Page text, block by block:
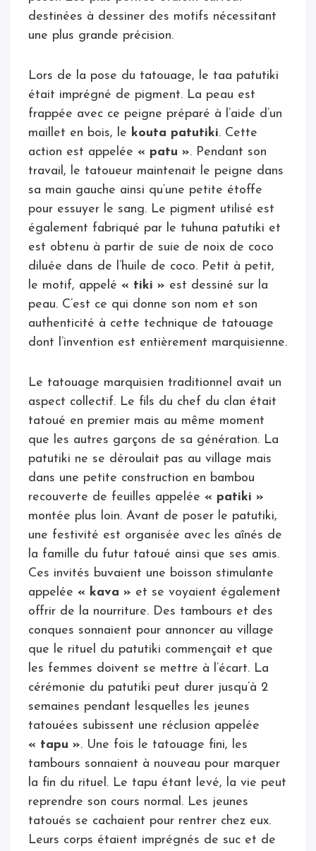
destinées à dessiner des motifs nécessitant
une plus grande précision.
Lors de la pose du tatouage, le taa patutiki
était imprégné de pigment. La peau est
frappée avec ce peigne préparé à l’aide d’un
maillet en bois, le kouta patutiki. Cette
action est appelée « patu ». Pendant son
travail, le tatoueur maintenait le peigne dans
sa main gauche ainsi qu’une petite étoffe
pour essuyer le sang. Le pigment utilisé est
également fabriqué par le tuhuna patutiki et
est obtenu à partir de suie de noix de coco
diluée dans de l’huile de coco. Petit à petit,
le motif, appelé « tiki » est dessiné sur la
peau. C’est ce qui donne son nom et son
authenticité à cette technique de tatouage
dont l’invention est entièrement marquisienne.
Le tatouage marquisien traditionnel avait un
aspect collectif. Le fils du chef du clan était
tatoué en premier mais au même moment
que les autres garçons de sa génération. La
patutiki ne se déroulait pas au village mais
dans une petite construction en bambou
recouverte de feuilles appelée « patiki »
montée plus loin. Avant de poser le patutiki,
une festivité est organisée avec les aînés de
la famille du futur tatoué ainsi que ses amis.
Ces invités buvaient une boisson stimulante
appelée « kava » et se voyaient également
offrir de la nourriture. Des tambours et des
conques sonnaient pour annoncer au village
que le rituel du patutiki commençait et que
les femmes doivent se mettre à l’écart. La
cérémonie du patutiki peut durer jusqu’à 2
semaines pendant lesquelles les jeunes
tatouées subissent une réclusion appelée
« tapu ». Une fois le tatouage fini, les
tambours sonnaient à nouveau pour marquer
la fin du rituel. Le tapu étant levé, la vie peut
reprendre son cours normal. Les jeunes
tatoués se cachaient pour rentrer chez eux.
Leurs corps étaient imprégnés de suc et de